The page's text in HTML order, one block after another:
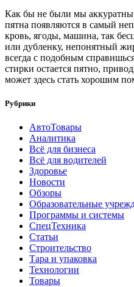
Как бы не были мы аккуратны,
пятна появляются в самый
кровь, ягоды, машина, так
или дубленку, непонятный
всегда с подобным
стирки остается пятно,
может здесь стать хорошим
Рубрики
АвтоТовары
Аналитика
Всё для бизнеса
Всё для водителей
Здоровье
Новости
Обзоры
Образовательные
Программы и системы
СпецТехника
Статьи
Строительство
Тара и упаковка
Технологии
Товары